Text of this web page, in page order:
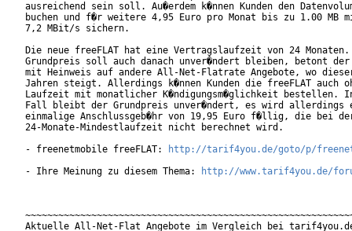
ausreichend sein soll. Au�erdem k�nnen Kunden den
buchen und f�r weitere 4,95 Euro pro Monat bis zu 1.00 MB
7,2 MBit/s sichern.
Die neue freeFLAT hat eine Vertragslaufzeit von 24 Monaten.
Grundpreis soll auch danach unver�ndert bleiben, betont
mit Heinweis auf andere All-Net-Flatrate Angebote, wo
Jahren steigt. Allerdings k�nnen Kunden die freeFLAT auch
Laufzeit mit monatlicher K�ndigungsm�glichkeit bestellen.
Fall bleibt der Grundpreis unver�ndert, es wird allerdings
einmalige Anschlussgeb�hr von 19,95 Euro f�llig, die bei
24-Monate-Mindestlaufzeit nicht berechnet wird.
- freenetmobile freeFLAT:
http://tarif4you.de/goto/p/
- Ihre Meinung zu diesem Thema:
http://www.tarif4you.de/